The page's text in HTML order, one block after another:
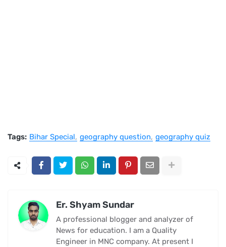
Tags: Bihar Special geography question geography quiz
Er. Shyam Sundar
A professional blogger and analyzer of
News for education. I am a Quality
Engineer in MNC company. At present I